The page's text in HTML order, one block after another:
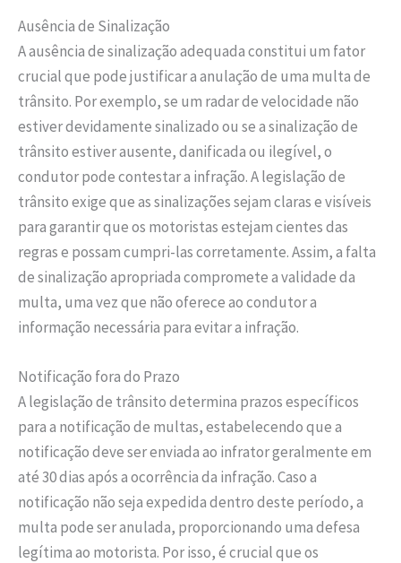
Ausência de Sinalização
A ausência de sinalização adequada constitui um fator
crucial que pode justificar a anulação de uma multa de
trânsito. Por exemplo, se um radar de velocidade não
estiver devidamente sinalizado ou se a sinalização de
trânsito estiver ausente, danificada ou ilegível, o
condutor pode contestar a infração. A legislação de
trânsito exige que as sinalizações sejam claras e visíveis
para garantir que os motoristas estejam cientes das
regras e possam cumpri-las corretamente. Assim, a falta
de sinalização apropriada compromete a validade da
multa, uma vez que não oferece ao condutor a
informação necessária para evitar a infração.
Notificação fora do Prazo
A legislação de trânsito determina prazos específicos
para a notificação de multas, estabelecendo que a
notificação deve ser enviada ao infrator geralmente em
até 30 dias após a ocorrência da infração. Caso a
notificação não seja expedida dentro deste período, a
multa pode ser anulada, proporcionando uma defesa
legítima ao motorista. Por isso, é crucial que os